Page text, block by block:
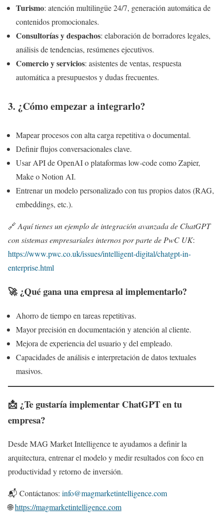
Turismo: atención multilingüe 24/7, generación automática de
contenidos promocionales.
Consultorías y despachos: elaboración de borradores legales,
análisis de tendencias, resúmenes ejecutivos.
Comercio y servicios: asistentes de ventas, respuesta
automática a presupuestos y dudas frecuentes.
3. ¿Cómo empezar a integrarlo?
Mapear procesos con alta carga repetitiva o documental.
Definir flujos conversacionales clave.
Usar API de OpenAI o plataformas low-code como Zapier,
Make o Notion AI.
Entrenar un modelo personalizado con tus propios datos (RAG,
embeddings, etc.).
🔗 Aquí tienes un ejemplo de integración avanzada de ChatGPT
con sistemas empresariales internos por parte de PwC UK:
https://www.pwc.co.uk/issues/intelligent-digital/chatgpt-in-
enterprise.html
🚀 ¿Qué gana una empresa al implementarlo?
Ahorro de tiempo en tareas repetitivas.
Mayor precisión en documentación y atención al cliente.
Mejora de experiencia del usuario y del empleado.
Capacidades de análisis e interpretación de datos textuales
masivos.
📩 ¿Te gustaría implementar ChatGPT en tu
empresa?
Desde MAG Market Intelligence te ayudamos a definir la
arquitectura, entrenar el modelo y medir resultados con foco en
productividad y retorno de inversión.
📬 Contáctanos: info@magmarketintelligence.com
🌐https://magmarketintelligence.com